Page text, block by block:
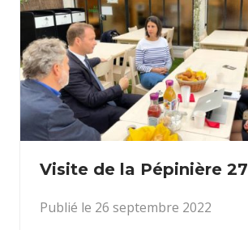
Visite de la Pépinière 27
Publié le 26 septembre 2022